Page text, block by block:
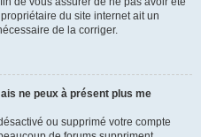
du site internet ait un
de la corriger.
ne peux à présent plus me
ou supprimé votre compte